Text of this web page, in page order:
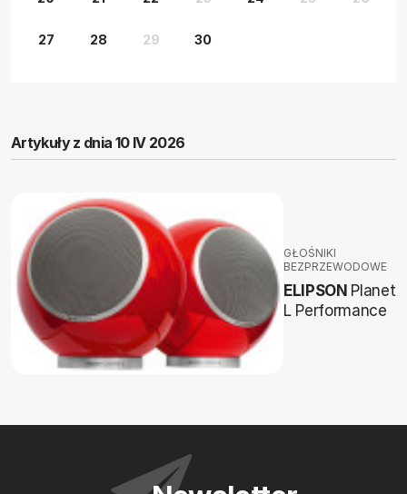
Artykuły z dnia 10 IV 2026
GŁOŚNIKI
BEZPRZEWODOWE
ELIPSON Planet
L Performance
27 28 29 30